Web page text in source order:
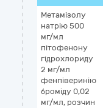
Метамізолу
натрію 500
мг/мл
пітофенону
гідрохлориду
2 мг/мл
фенпіверинію
броміду 0,02
мг/мл, розчин